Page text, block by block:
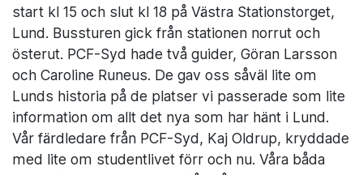
start kl 15 och slut kl 18 på Västra Stationstorget,
Lund. Bussturen gick från stationen norrut och
österut. PCF-Syd hade två guider, Göran Larsson
och Caroline Runeus. De gav oss såväl lite om
Lunds historia på de platser vi passerade som lite
information om allt det nya som har hänt i Lund.
Vår färdledare från PCF-Syd, Kaj Oldrup, kryddade
med lite om studentlivet förr och nu. Våra båda